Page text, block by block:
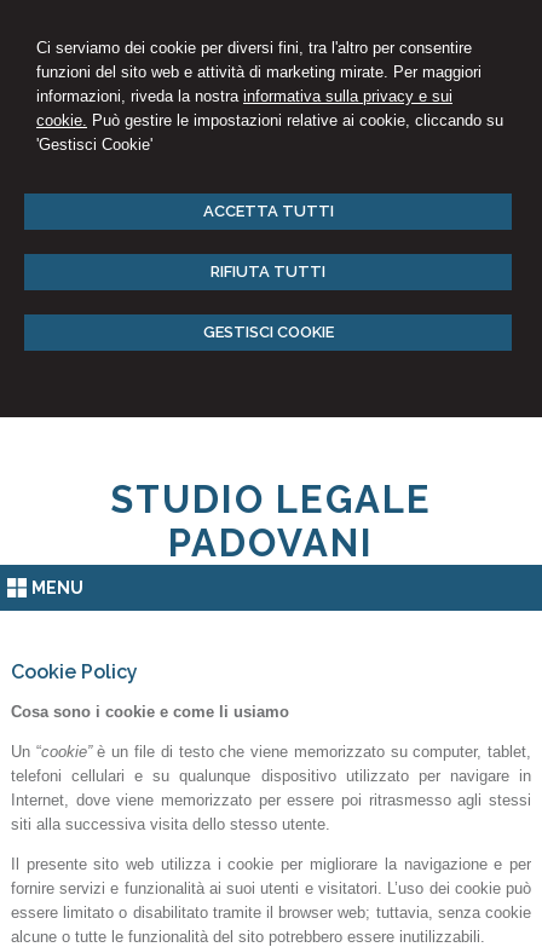
Ci serviamo dei cookie per diversi fini, tra l'altro per consentire
funzioni del sito web e attività di marketing mirate. Per maggiori
informazioni, riveda la nostra informativa sulla privacy e sui
cookie. Può gestire le impostazioni relative ai cookie, cliccando su
'Gestisci Cookie'
ACCETTA TUTTI
RIFIUTA TUTTI
GESTISCI COOKIE
STUDIO LEGALE
PADOVANI
MENU
Cookie Policy
Cosa sono i cookie e come li usiamo
Un “cookie”è un file di testo che viene memorizzato su computer, tablet,
telefoni cellulari e su qualunque dispositivo utilizzato per navigare in
Internet, dove viene memorizzato per essere poi ritrasmesso agli stessi
siti alla successiva visita dello stesso utente.
Il presente sito web utilizza i cookie per migliorare la navigazione e per
fornire servizi e funzionalità ai suoi utenti e visitatori. L’uso dei cookie può
essere limitato o disabilitato tramite il browser web; tuttavia, senza cookie
alcune o tutte le funzionalità del sito potrebbero essere inutilizzabili.